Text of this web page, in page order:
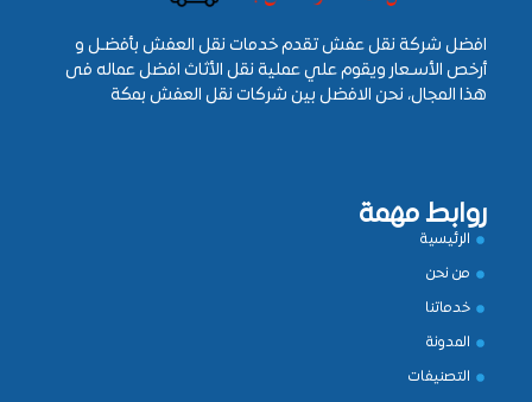
افضل شركة نقل عفش تقدم خدمات نقل العفش بأفضـل و
أرخص الأسـعار ويقوم علي عملية نقل الأثاث افضل عماله فى
هذا المجال، نحن الافضل بين شركات نقل العفش بمكة
روابط مهمة
الرئيسية
من نحن
خدماتنا
المدونة
التصنيفات